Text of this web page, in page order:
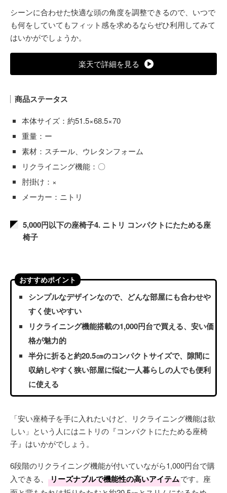
シーンに合わせた快適な頭の角度を調整できるので、いつで
も何をしていてもフィット感を求めるならぜひ利用してみて
はいかがでしょうか。
楽天で詳細を見る
商品ステータス
本体サイズ：約51.5×68.5×70
重量：ー
素材：スチール、ウレタンフォーム
リクライニング機能：〇
肘掛け：×
メーカー：ニトリ
5,000円以下の座椅子4. ニトリ コンパクトにたためる座
椅子
おすすめポイント
シンプルなデザインなので、どんな部屋にも合わせや
すく使いやすい
リクライニング機能搭載の1,000円台で買える、安い価
格が魅力的
半分に折ると約20.5㎝のコンパクトサイズで、隙間に
収納しやすく狭い部屋に悩む一人暮らしの人でも便利
に使える
「安い座椅子を手に入れたいけど、リクライニング機能は欲
しい」という人にはニトリの『コンパクトにたためる座椅
子』はいかがでしょう。
6段階のリクライニング機能が付いていながら1,000円台で購
入できる、
リーズナブルで機能性の高いアイテムです。座